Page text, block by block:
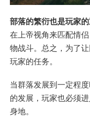
部落的繁衍也是玩家的
在上帝视角来匹配情
物战斗。总之，为了
玩家的任务。
当群落发展到一定程
的发展，玩家也必须
身地。